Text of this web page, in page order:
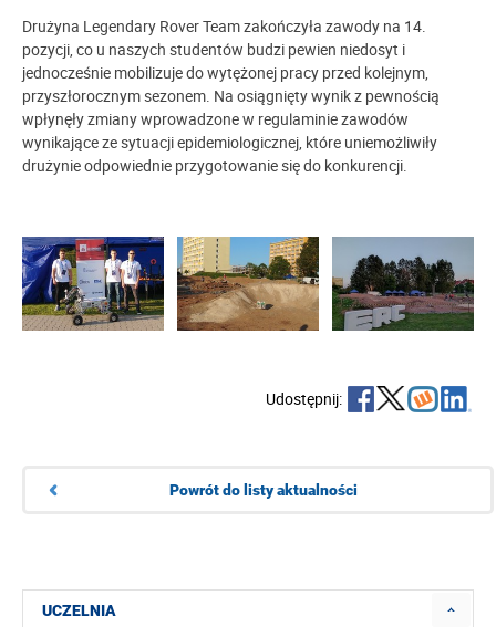
Drużyna Legendary Rover Team zakończyła zawody na 14.
pozycji, co u naszych studentów budzi pewien niedosyt i
jednocześnie mobilizuje do wytężonej pracy przed kolejnym,
przyszłorocznym sezonem. Na osiągnięty wynik z pewnością
wpłynęły zmiany wprowadzone w regulaminie zawodów
wynikające ze sytuacji epidemiologicznej, które uniemożliwiły
drużynie odpowiednie przygotowanie się do konkurencji.
Udostępnij:
Powrót do listy aktualności
UCZELNIA